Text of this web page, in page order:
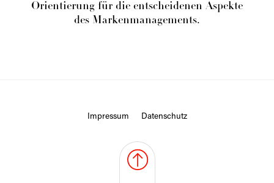
Orientierung für die entscheidenen Aspekte
des Markenmanagements.
Impressum Datenschutz